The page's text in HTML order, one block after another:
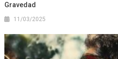
Gravedad
11/03/2025